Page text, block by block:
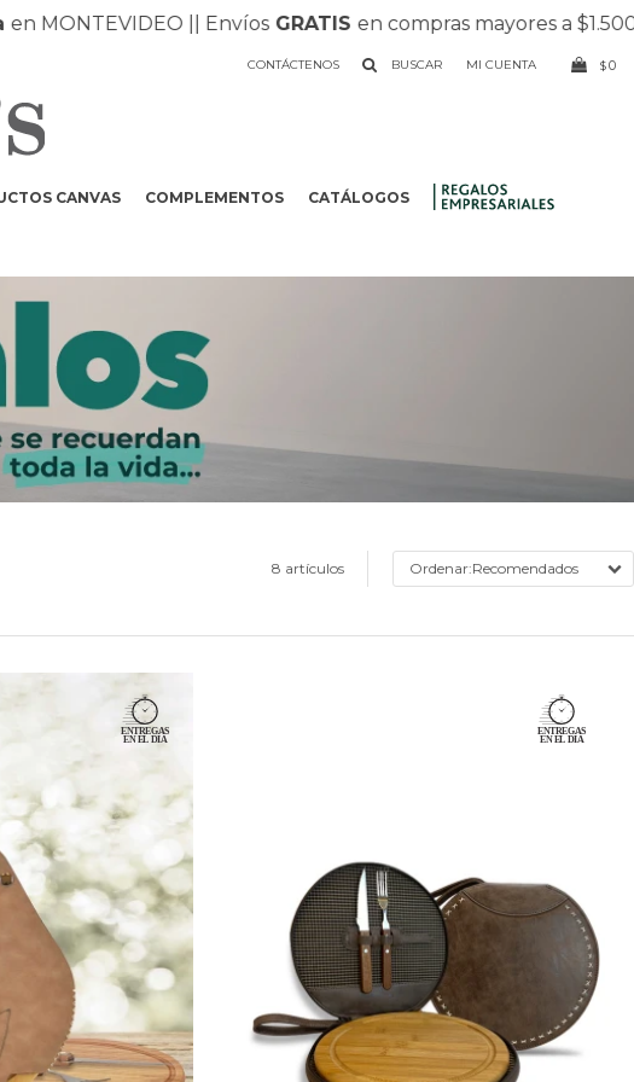
|| EnvíosGRATISen compras mayores a $1.500 ||
CANVAS COMPLEMENTOS CATÁLOGOS
CONTÁCTENOS $0
8 artículos Recomendados